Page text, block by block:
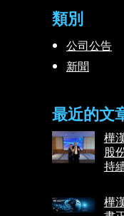
類別
公司公告
新聞
最近的文
樺
股
持
樺